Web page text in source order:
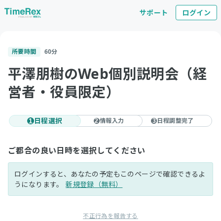
サポート ログイン
所要時間 60分
平澤朋樹のWeb個別説明会（経
営者・役員限定）
1 日程選択 2情報入力 3 日程調整完了
ご都合の良い日時を選択してください
ログインすると、あなたの予定もこのページで確認できるよ
うになります。新規登録（無料）
不正行為を報告する